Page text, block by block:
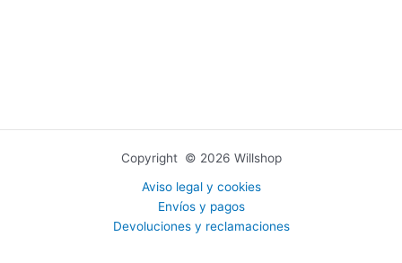
Copyright © 2026 Willshop
Aviso legal y cookies
Envíos y pagos
Devoluciones y reclamaciones